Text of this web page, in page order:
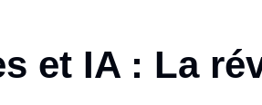
et IA : La